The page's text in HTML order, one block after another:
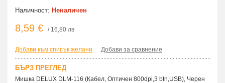
Наличност: Неналичен
8,59 € / 16,80 лв
Добави към списък желани
| Добави за сравнение
БЪРЗ ПРЕГЛЕД
Мишка DELUX DLM-116 (Кабел, Оптичен 800dpi,3 btn,USB), Черен